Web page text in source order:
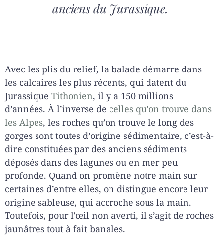
anciens du Jurassique.
Avec les plis du relief, la balade démarre dans
les calcaires les plus récents, qui datent du
Jurassique Tithonien, il y a 150 millions
d’années. À l’inverse de celles qu’on trouve dans
les Alpes, les roches qu’on trouve le long des
gorges sont toutes d’origine sédimentaire, c’est-à-
dire constituées par des anciens sédiments
déposés dans des lagunes ou en mer peu
profonde. Quand on promène notre main sur
certaines d’entre elles, on distingue encore leur
origine sableuse, qui accroche sous la main.
Toutefois, pour l’œil non averti, il s’agit de roches
jaunâtres tout à fait banales.